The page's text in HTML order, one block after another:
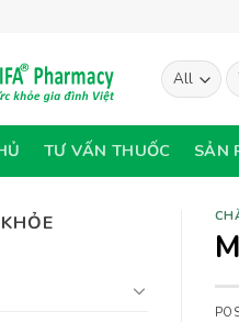
TƯ VẤN THUỐC SẢN